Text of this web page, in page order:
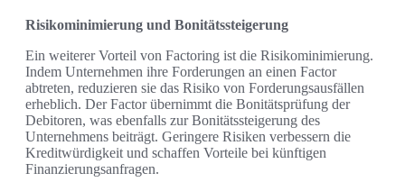
Risikominimierung und Bonitätssteigerung
Ein weiterer Vorteil von Factoring ist die Risikominimierung.
Indem Unternehmen ihre Forderungen an einen Factor
abtreten, reduzieren sie das Risiko von Forderungsausfällen
erheblich. Der Factor übernimmt die Bonitätsprüfung der
Debitoren, was ebenfalls zur Bonitätssteigerung des
Unternehmens beiträgt. Geringere Risiken verbessern die
Kreditwürdigkeit und schaffen Vorteile bei künftigen
Finanzierungsanfragen.